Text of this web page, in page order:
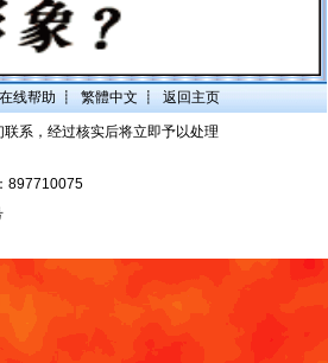
在线帮助 ┋ 繁體中文 ┋ 返回主页
系，经过核实后将立即予以处理
897710075